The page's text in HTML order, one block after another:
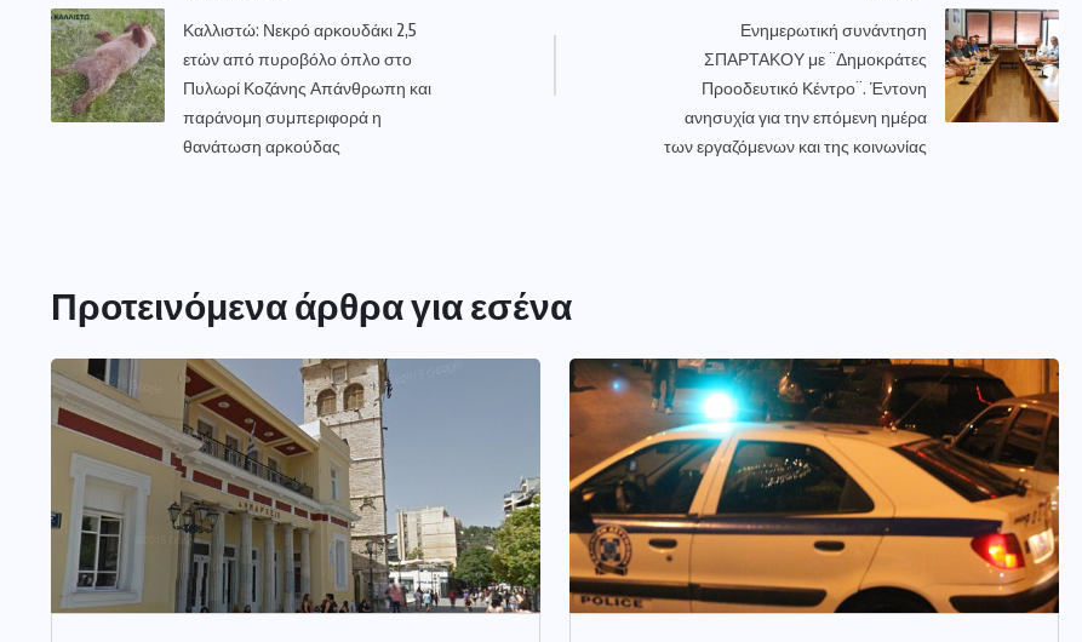
Καλλιστώ: Νεκρό αρκουδάκι 2,5
ετών από πυροβόλο όπλο στο
Πυλωρί Κοζάνης Απάνθρωπη και
παράνομη συμπεριφορά η
θανάτωση αρκούδας
Ενημερωτική συνάντηση
ΣΠΑΡΤΑΚΟΥ με ¨Δημοκράτες
Προοδευτικό Κέντρο¨. Έντονη
ανησυχία για την επόμενη ημέρα
των εργαζόμενων και της κοινωνίας
Προτεινόμενα άρθρα για εσένα